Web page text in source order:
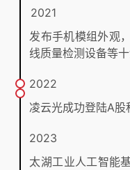
2021
发布手机模组外观
线质量检测设备等
2022
凌云光成功登陆A股
2023
太湖工业人工智能